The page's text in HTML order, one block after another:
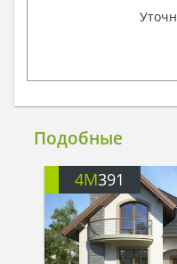
Подобные
4M391